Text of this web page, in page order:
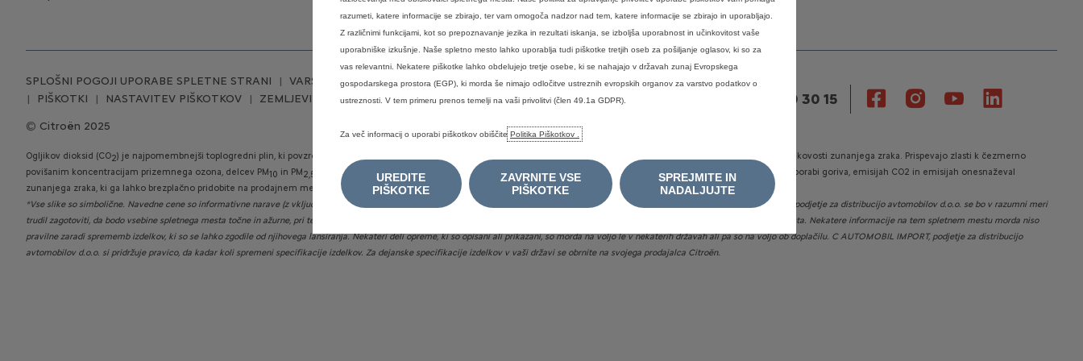
BREZPLAČNA ŠTEVILKA 080 30 15
Citroën 2025
SPLOŠNI POGOJI UPORABE SPLETNE STRANI
VARSTVO OSEBNIH PODATKOV
PIŠKOTKI
NASTAVITEV PIŠKOTKOV ZEMLJEVID STRANI
Ogljikov dioksid (CO2) je najpomembnejši toplogredni plin, ki povzroča globalno segrevanje. Emisije onesnaževal zunanjega zraka iz prometa pomembno prispevajo k poslabšanju kakovosti zunanjega zraka. Prispevajo zlasti k čezmerno
povišanim koncentracijam prizemnega ozona, delcev PM10 in PM2,5
ter dušikovih oksidov. Podrobne okoljske informacije o novih osebnih avtomobilih najdete v priročniku o varčni porabi goriva, emisijah CO2 in emisijah onesnaževal
zunanjega zraka, ki ga lahko brezplačno pridobite na prodajnem mestu in tukaj.
*Vse slike so simbolične. Navedne cene so informativne narave (z vključenim DDV). Pridržujemo si pravico do napak in posodobitev informacij, brez predhodne najave. C AUTOMOBIL IMPORT, podjetje za distribucijo avtomobilov d.o.o. se bo v razumni meri
trudil zagotoviti, da bodo vsebine spletnega mesta točne in ažurne, pri tem pa ne prevzema nobene odgovornosti za nobene zahtevke ali izgube, ki izhajajo iz zanašanja na vsebine spletnega mesta. Nekatere informacije na tem spletnem mestu morda niso
pravilne zaradi sprememb izdelkov, ki so se lahko zgodile od njihovega lansiranja. Nekateri deli opreme, ki so opisani ali prikazani, so morda na voljo le v nekaterih državah ali pa so na voljo ob doplačilu. C AUTOMOBIL IMPORT, podjetje za distribucijo
avtomobilov d.o.o. si pridržuje pravico, da kadar koli spremeni specifikacije izdelkov. Za dejanske specifikacije izdelkov v vaši državi se obrnite na svojega prodajalca Citroën.
razumeti, katere informacije se zbirajo, ter vam omogoča nadzor nad tem, katere informacije se zbirajo in uporabljajo.
Z različnimi funkcijami, kot so prepoznavanje jezika in rezultati iskanja, se izboljša uporabnost in učinkovitost vaše
uporabniške izkušnje. Naše spletno mesto lahko uporablja tudi piškotke tretjih oseb za pošiljanje oglasov, ki so za
vas relevantni. Nekatere piškotke lahko obdelujejo tretje osebe, ki se nahajajo v državah zunaj Evropskega
gospodarskega prostora (EGP), ki morda še nimajo odločitve ustreznih evropskih organov za varstvo podatkov o
ustreznosti. V tem primeru prenos temelji na vaši privolitvi (člen 49.1a GDPR).
Za več informacij o uporabi piškotkov obiščite Politika Piškotkov .
UREDITE
PIŠKOTKE
SPREJMITE IN
NADALJUJTE
ZAVRNITE VSE
PIŠKOTKE